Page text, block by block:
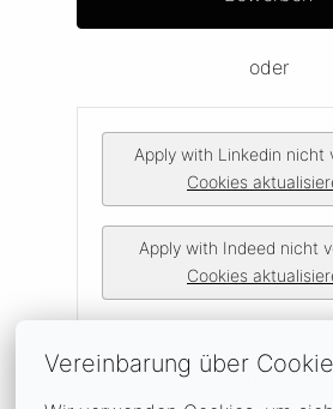
Vereinbarung über
oder
Apply with Linkedin nicht
Cookies
Apply with Indeed nicht
Cookies
Job teilen